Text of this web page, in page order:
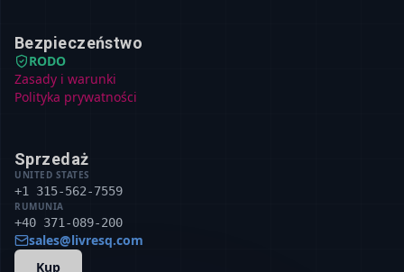
Bezpieczeństwo
RODO
Zasady i warunki
Polityka prywatności
Sprzedaż
UNITED STATES
+1 315-562-7559
RUMUNIA
+40 371-089-200
sales@livresq.com
Kup